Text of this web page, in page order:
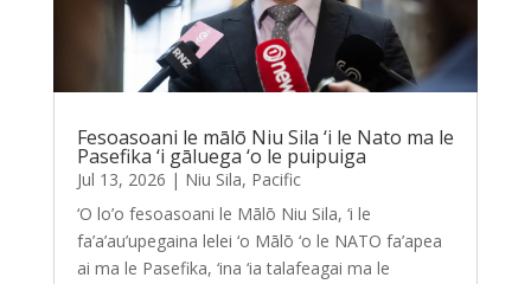
Fesoasoani le mālō Niu Sila ‘i le Nato ma le
Pasefika ‘i gāluega ‘o le puipuiga
Jul 13, 2026 | Niu Sila, Pacific
‘O lo’o fesoasoani le Mālō Niu Sila, ‘i le
fa’a’au’upegaina lelei ‘o Mālō ‘o le NATO fa’apea
ai ma le Pasefika, ‘ina ‘ia talafeagai ma le